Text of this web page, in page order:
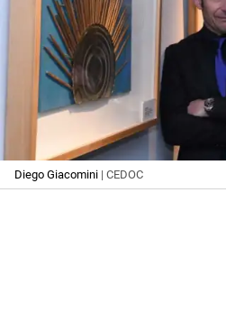
Diego Giacomini | CEDOC